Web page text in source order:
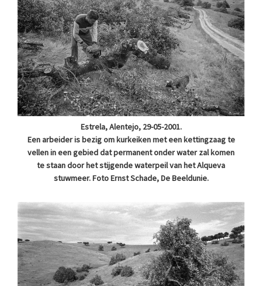
Estrela, Alentejo, 29-05-2001.
Een arbeider is bezig om kurkeiken met een kettingzaag te
vellen in een gebied dat permanent onder water zal komen
te staan door het stijgende waterpeil van het Alqueva
stuwmeer. Foto Ernst Schade, De Beeldunie.